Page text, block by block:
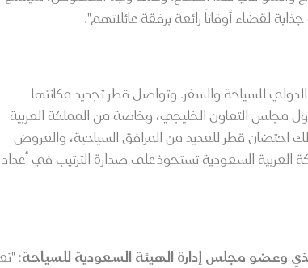
لقضاء أوقاتاً رائعة برفقة عائلاتهم".
للسياحة والسفر. وتواصل قطر تجديد مكانتها
مجلس التعاون الخليجي، وخاصة من المملكة العربية
احتضان قطر للعديد من المرافق السياحية، والعروض
العربية السعودية تستحوذ على صدارة الترتيب في أعداد
وعضو مجلس إدارة الهيئة السعودية للسياحة: